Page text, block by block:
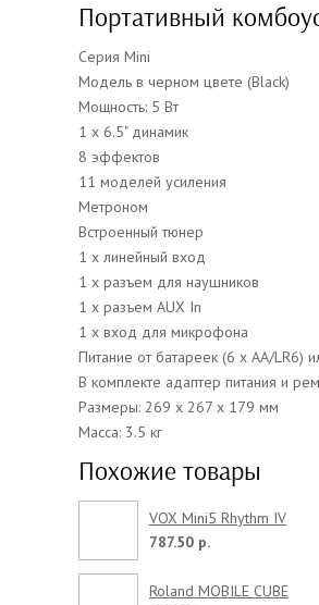
Портативный
Серия Mini
Модель в черном цвете (Black)
Мощность: 5 Вт
1 x 6.5" динамик
8 эффектов
11 моделей усиления
Метроном
Встроенный тюнер
1 х линейный вход
1 х разъем для наушников
1 х разъем AUX In
1 x вход для микрофона
Питание от батареек (6 х AA/LR6)
В комплекте адаптер питания и
Размеры: 269 х 267 х 179 мм
Масса: 3.5 кг
Похожие товары
VOX Mini5 Rhythm IV
787.50 р.
Roland MOBILE CUBE